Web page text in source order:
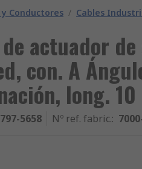
y Conductores / Cables
de actuador
con. A
long. 10
797-5658 Nº ref. fabric.: